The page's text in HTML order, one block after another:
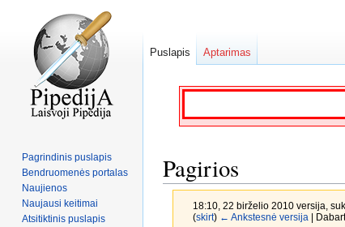
Pagirios
18:10, 22 birželio 2010 versija,
(skirt) ← Ankstesnė versija |
Puslapis Aptarimas
Pagrindinis puslapis
Bendruomenės portalas
Naujienos
Naujausi keitimai
Atsitiktinis puslapis